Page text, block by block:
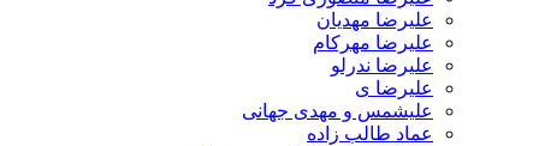
علیرضا مهدیان
علیرضا مهرکام
علیرضا ندرلو
علیرضا ی
علیشمس و مهدی جهانی
عماد طالب زاده